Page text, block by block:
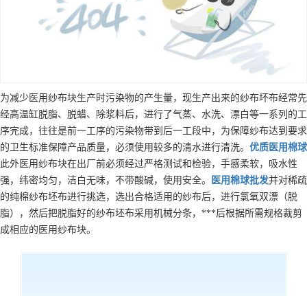
为减少医用纱布块生产时污染物的产生量，现生产出来的纱布坏布经常先
经高温缸脱脂、脱蜡、除浆料后，进行了气蒸、水洗、漂白等一系列的工
序完成，往往是前一工序的污染物带到后一工段中，为保障纱布达到要求
的卫生标准保障产品质量，必须使用较多的清水进行清洗。 优质 医用棉球
此外医用纱布块在出厂前必须经过严格测试和检验，手感柔软，吸水性
强，纬密均匀，洁白无味，不带酸碱，使用安全。
医用棉球批发并对稀疏
的纯棉纱布坯布进行挑选，选出合格适用的纱布后，进行氯氧双漂（脱
脂），然后把脱脂好的纱布坯布采用机械分条，***后根据所需规格裁剪
成相应的医用纱布块。